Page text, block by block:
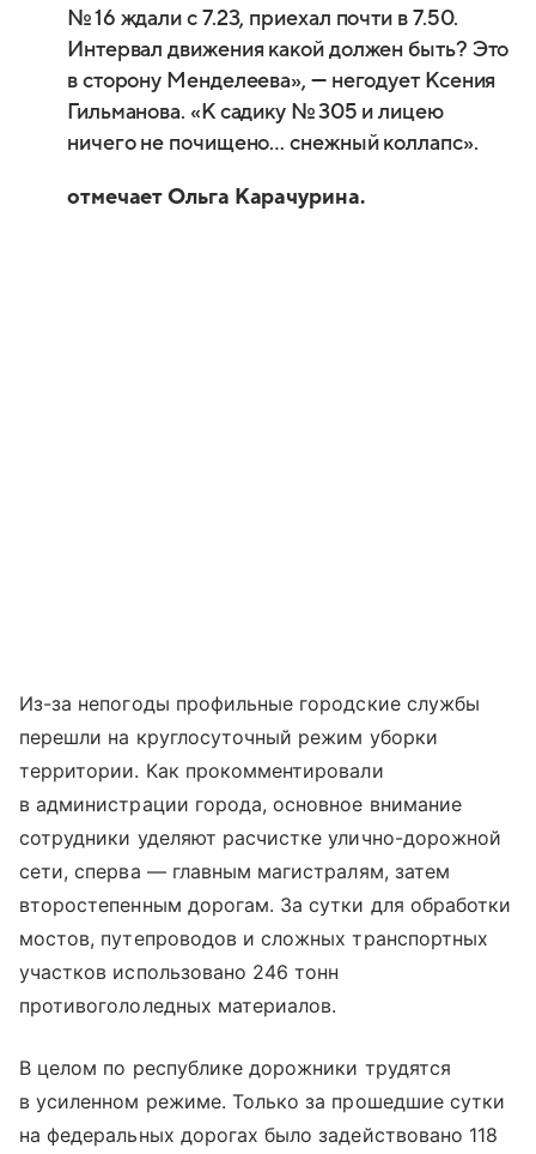
№ 16 ждали с 7.23, приехал почти в 7.50.
Интервал движения какой должен быть? Это
в сторону Менделеева», — негодует Ксения
Гильманова. «К садику № 305 и лицею
ничего не почищено… снежный коллапс».
отмечает Ольга Карачурина.
Из-за непогоды профильные городские службы
перешли на круглосуточный режим уборки
территории. Как прокомментировали
в администрации города, основное внимание
сотрудники уделяют расчистке улично-дорожной
сети, сперва — главным магистралям, затем
второстепенным дорогам. За сутки для обработки
мостов, путепроводов и сложных транспортных
участков использовано 246 тонн
противогололедных материалов.
В целом по республике дорожники трудятся
в усиленном режиме. Только за прошедшие сутки
на федеральных дорогах было задействовано 118